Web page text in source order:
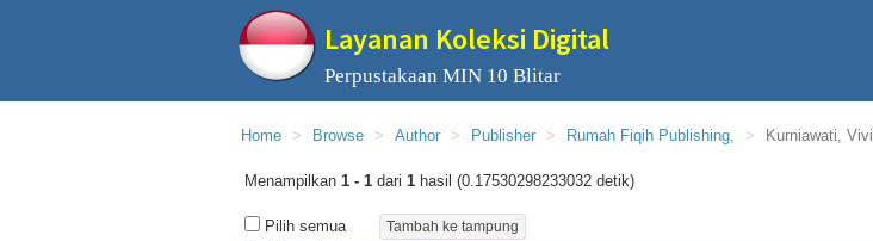
Layanan Koleksi Digital
Perpustakaan MIN 10 Blitar
Home Browse Author Publisher Rumah Fiqih Publishing, Kurniawati, Vivi
Menampilkan 1 - 1 dari 1 hasil (0.17530298233032 detik)
Pilih semua